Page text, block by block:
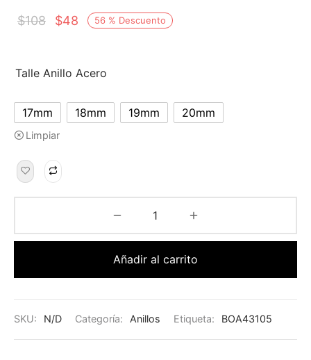
56 % Descuento
$108 $48
Talle Anillo Acero
17mm 18mm 19mm 20mm
Limpiar
Añadir al carrito
SKU: N/D Categoría: Anillos Etiqueta: BOA43105